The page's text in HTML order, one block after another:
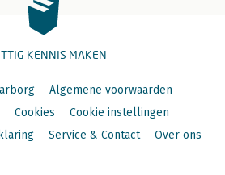
KENNIS MAKEN
Algemene voorwaarden
Cookies
Cookie instellingen
Service & Contact Over ons